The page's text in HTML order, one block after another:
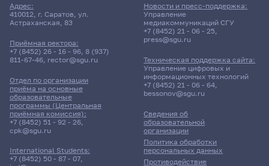
Адрес:
410012, г. Саратов, ул.
Астраханская, 83
Приёмная ректора:
+7 (8452) 26 - 16 - 96, 8 (937)
811-67-46, rector@sgu.ru
Отдел по организации
приёма на основные
образовательные
программы (Центральная
приёмная комиссия):
+7 (8452) 51 - 92 - 26,
cpk@sgu.ru
International Students:
+7 (8452) 50 - 87 - 07,
Сведения об
образовательной
организации
Политика обработки
персональных данных
Противодействие
Новости и пресс-поддержка:
Управление
медиакоммуникаций СГУ
+7 (8452) 21 - 06 - 25,
press@sgu.ru
Техническая поддержка сайта:
Управление цифровых и
информационных технологий
+7 (8452) 21 - 06 - 64,
bessonov@sgu.ru